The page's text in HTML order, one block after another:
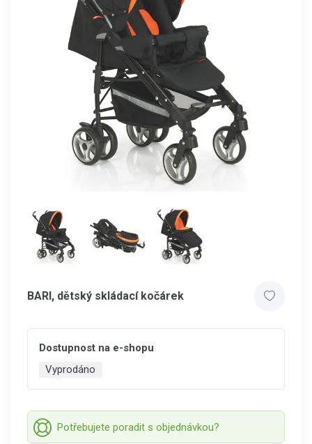
BARI, dětský skládací kočárek
Dostupnost na e-shopu
Vyprodáno
Potřebujete poradit s objednávkou?